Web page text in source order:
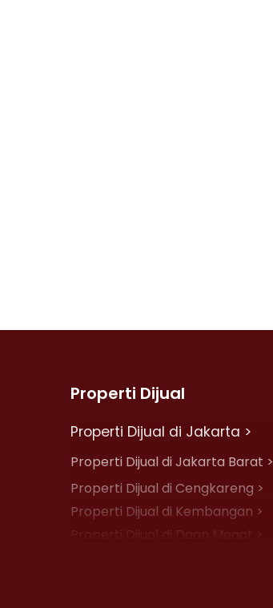
Properti Dijual
Properti Dijual di Jakarta >
Properti Dijual di Jakarta Barat >
Properti Dijual di Cengkareng >
Properti Dijual di Kembangan >
Properti Dijual di Daan Mogot >